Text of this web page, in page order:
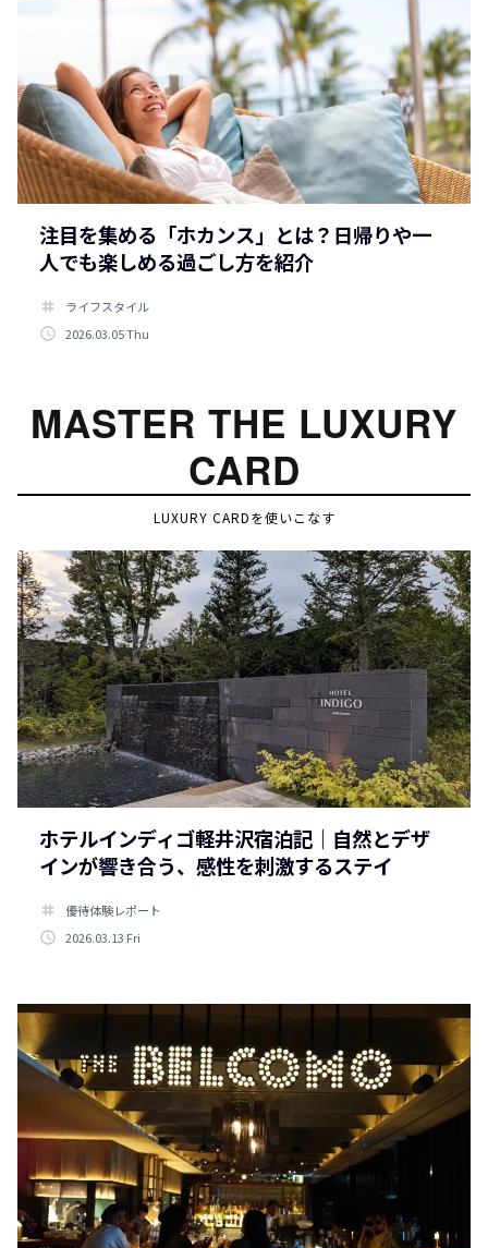
注目を集める「ホカンス」とは？日帰りや一
人でも楽しめる過ごし方を紹介
tag
ライフスタイル
access_time 2026.03.05 Thu
MASTER THE LUXURY
CARD
LUXURY CARDを使いこなす
ホテルインディゴ軽井沢宿泊記｜自然とデザ
インが響き合う、感性を刺激するステイ
tag
優待体験レポート
access_time 2026.03.13 Fri